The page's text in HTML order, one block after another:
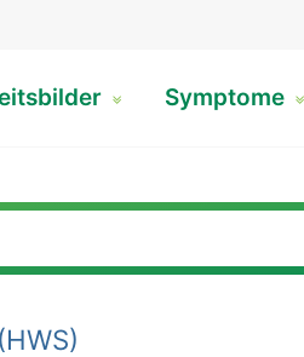
Symptome
(HWS)